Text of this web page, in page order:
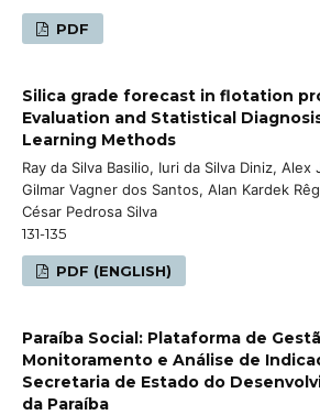
PDF
Silica grade forecast in flotation
Evaluation and Statistical
Learning Methods
Ray da Silva Basilio, Iuri da Silva Diniz, Alex
Gilmar Vagner dos Santos, Alan Kardek
César Pedrosa Silva
131-135
PDF (ENGLISH)
Paraíba Social: Plataforma de
Monitoramento e Análise de
Secretaria de Estado do
da Paraíba